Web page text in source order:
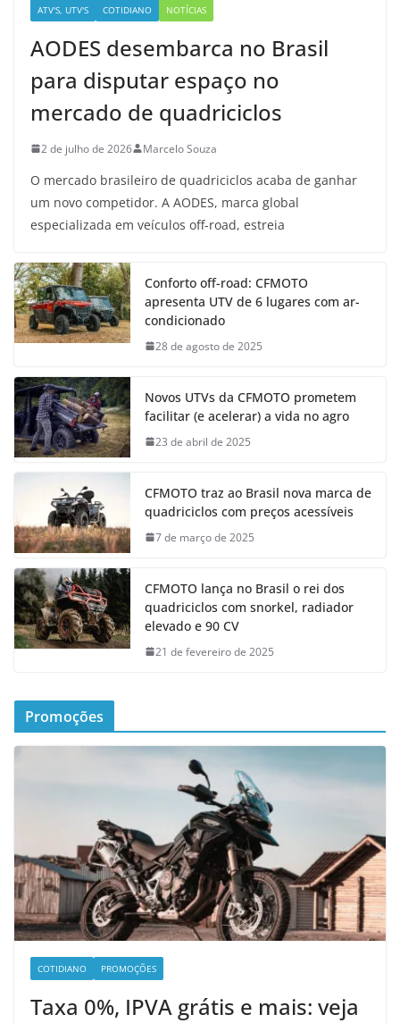
ATV'S, UTV'S COTIDIANO NOTÍCIAS
AODES desembarca no Brasil
para disputar espaço no
mercado de quadriciclos
2 de julho de 2026 Marcelo Souza
O mercado brasileiro de quadriciclos acaba de ganhar
um novo competidor. A AODES, marca global
especializada em veículos off-road, estreia
Conforto off-road: CFMOTO
apresenta UTV de 6 lugares com ar-
condicionado
28 de agosto de 2025
Novos UTVs da CFMOTO prometem
facilitar (e acelerar) a vida no agro
23 de abril de 2025
CFMOTO traz ao Brasil nova marca de
quadriciclos com preços acessíveis
7 de março de 2025
CFMOTO lança no Brasil o rei dos
quadriciclos com snorkel, radiador
elevado e 90 CV
21 de fevereiro de 2025
Promoções
COTIDIANO PROMOÇÕES
Taxa 0%, IPVA grátis e mais: veja